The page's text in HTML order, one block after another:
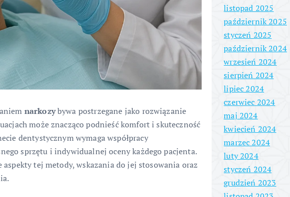
narkozybywa postrzegane jako rozwiązanie
może znacząco podnieść komfort i skuteczność
dentystycznym wymaga współpracy
sprzętu i indywidualnej oceny każdego pacjenta.
tej metody, wskazania do jej stosowania oraz
listopad 2025
październik 2025
styczeń 2025
październik 2024
wrzesień 2024
sierpień 2024
lipiec 2024
czerwiec 2024
maj 2024
kwiecień 2024
marzec 2024
luty 2024
styczeń 2024
grudzień 2023